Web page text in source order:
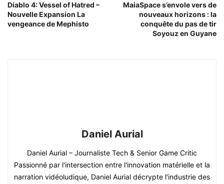
Diablo 4: Vessel of Hatred –
Nouvelle Expansion La
vengeance de Mephisto
MaiaSpace s’envole vers de
nouveaux horizons : la
conquête du pas de tir
Soyouz en Guyane
Daniel Aurial
Daniel Aurial – Journaliste Tech & Senior Game Critic
Passionné par l'intersection entre l'innovation matérielle et la
narration vidéoludique, Daniel Aurial décrypte l'industrie des